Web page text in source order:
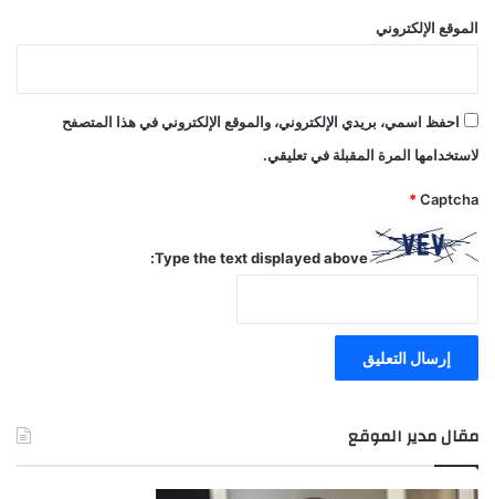
الموقع الإلكتروني
احفظ اسمي، بريدي الإلكتروني، والموقع الإلكتروني في هذا المتصفح
لاستخدامها المرة المقبلة في تعليقي.
Captcha
*
Type the text displayed above:
مقال مدير الموقع